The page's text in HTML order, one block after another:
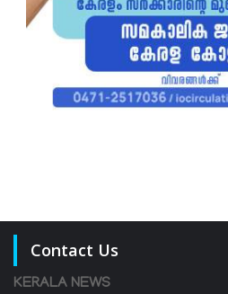
Contact Us
KERALA NEWS